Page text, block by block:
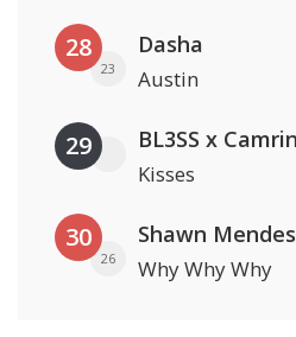
28
23
Dasha
Austin
29
Kisses
30
26
Shawn Mendes
Why Why Why